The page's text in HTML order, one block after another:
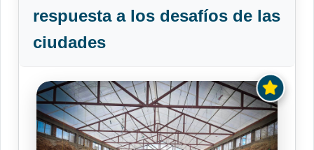
respuesta a los desafíos de las
ciudades